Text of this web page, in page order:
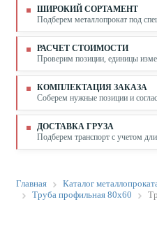
ШИРОКИЙ СОРТАМЕНТ
Подберем металлопрокат под
РАСЧЕТ СТОИМОСТИ
Проверим позиции, единицы
КОМПЛЕКТАЦИЯ ЗАКАЗА
Соберем нужные позиции и
ДОСТАВКА ГРУЗА
Подберем транспорт с учетом
Главная Каталог
Труба профильная 80х60